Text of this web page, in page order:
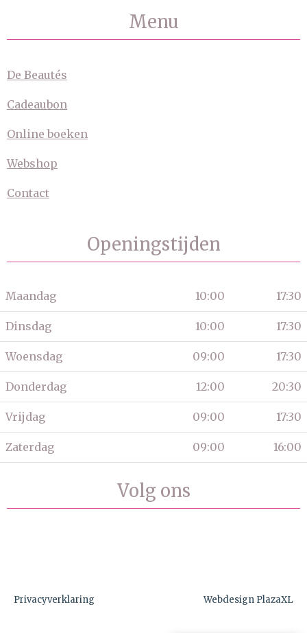
Menu
De Beautés
Cadeaubon
Online boeken
Webshop
Contact
Openingstijden
Maandag 10:00 17:30
Dinsdag 10:00 17:30
Woensdag 09:00 17:30
Donderdag 12:00 20:30
Vrijdag 09:00 17:30
Zaterdag 09:00 16:00
Volg ons
Privacyverklaring Webdesign PlazaXL